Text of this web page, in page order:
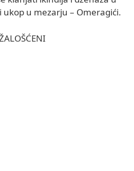
ukop u mezarju – Omeragići.